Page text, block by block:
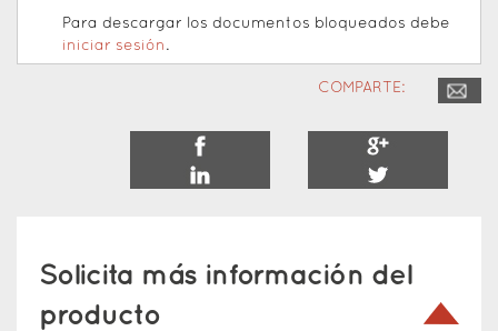
Para descargar los documentos bloqueados debe
iniciar sesión .
COMPARTE:
Solicita más información del
producto